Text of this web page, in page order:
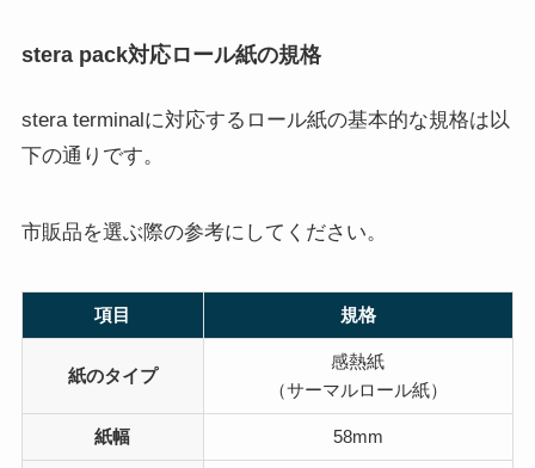
stera pack対応ロール紙の規格
stera terminalに対応するロール紙の基本的な規格は以
下の通りです。
市販品を選ぶ際の参考にしてください。
項目 規格
紙のタイプ
感熱紙
（サーマルロール紙）
紙幅 58mm